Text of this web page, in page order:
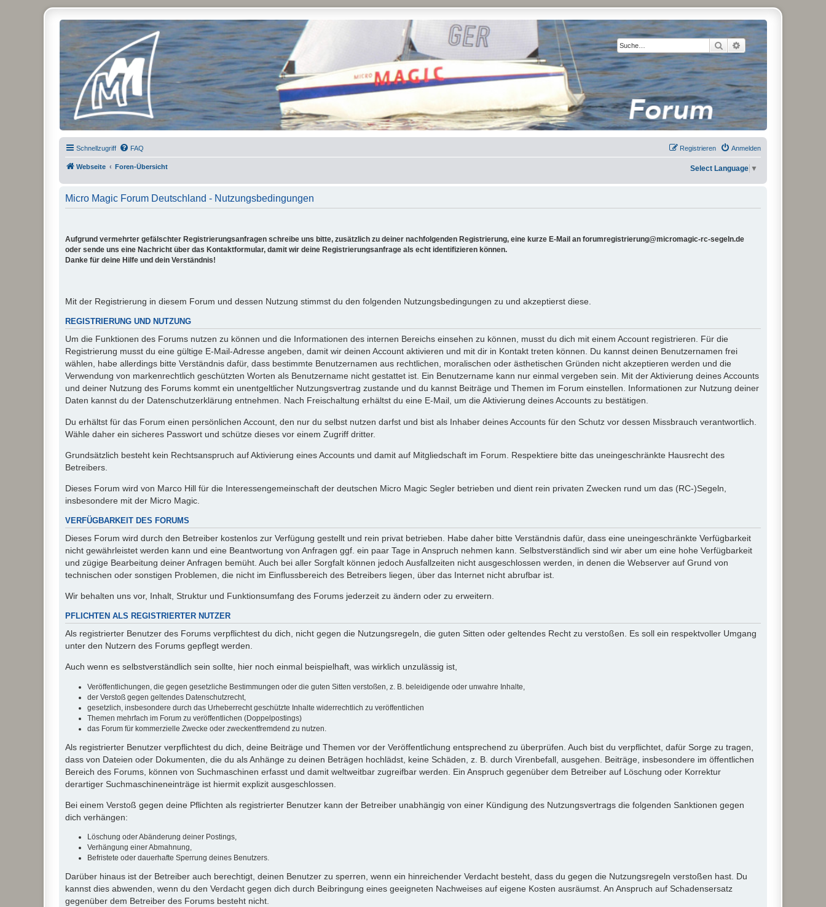
Suche Erweiterte Suche
Micro Magic Forum Deutschland
Schnellzugriff FAQ Anmelden
Registrieren
Webseite Foren-Übersicht Select Language ▼
Micro Magic Forum Deutschland - Nutzungsbedingungen
Aufgrund vermehrter gefälschter Registrierungsanfragen schreibe uns bitte, zusätzlich zu deiner nachfolgenden Registrierung, eine kurze E-Mail an forumregistrierung@micromagic-rc-segeln.de
oder sende uns eine Nachricht über das Kontaktformular, damit wir deine Registrierungsanfrage als echt identifizieren können.
Danke für deine Hilfe und dein Verständnis!
Mit der Registrierung in diesem Forum und dessen Nutzung stimmst du den folgenden Nutzungsbedingungen zu und akzeptierst diese.
REGISTRIERUNG UND NUTZUNG
Um die Funktionen des Forums nutzen zu können und die Informationen des internen Bereichs einsehen zu können, musst du dich mit einem Account registrieren. Für die
Registrierung musst du eine gültige E-Mail-Adresse angeben, damit wir deinen Account aktivieren und mit dir in Kontakt treten können. Du kannst deinen Benutzernamen frei
wählen, habe allerdings bitte Verständnis dafür, dass bestimmte Benutzernamen aus rechtlichen, moralischen oder ästhetischen Gründen nicht akzeptieren werden und die
Verwendung von markenrechtlich geschützten Worten als Benutzername nicht gestattet ist. Ein Benutzername kann nur einmal vergeben sein. Mit der Aktivierung deines Accounts
und deiner Nutzung des Forums kommt ein unentgeltlicher Nutzungsvertrag zustande und du kannst Beiträge und Themen im Forum einstellen. Informationen zur Nutzung deiner
Daten kannst du der Datenschutzerklärung entnehmen. Nach Freischaltung erhältst du eine E-Mail, um die Aktivierung deines Accounts zu bestätigen.
Du erhältst für das Forum einen persönlichen Account, den nur du selbst nutzen darfst und bist als Inhaber deines Accounts für den Schutz vor dessen Missbrauch verantwortlich.
Wähle daher ein sicheres Passwort und schütze dieses vor einem Zugriff dritter.
Grundsätzlich besteht kein Rechtsanspruch auf Aktivierung eines Accounts und damit auf Mitgliedschaft im Forum. Respektiere bitte das uneingeschränkte Hausrecht des
Betreibers.
Dieses Forum wird von Marco Hill für die Interessengemeinschaft der deutschen Micro Magic Segler betrieben und dient rein privaten Zwecken rund um das (RC-)Segeln,
insbesondere mit der Micro Magic.
VERFÜGBARKEIT DES FORUMS
Dieses Forum wird durch den Betreiber kostenlos zur Verfügung gestellt und rein privat betrieben. Habe daher bitte Verständnis dafür, dass eine uneingeschränkte Verfügbarkeit
nicht gewährleistet werden kann und eine Beantwortung von Anfragen ggf. ein paar Tage in Anspruch nehmen kann. Selbstverständlich sind wir aber um eine hohe Verfügbarkeit
und zügige Bearbeitung deiner Anfragen bemüht. Auch bei aller Sorgfalt können jedoch Ausfallzeiten nicht ausgeschlossen werden, in denen die Webserver auf Grund von
technischen oder sonstigen Problemen, die nicht im Einflussbereich des Betreibers liegen, über das Internet nicht abrufbar ist.
Wir behalten uns vor, Inhalt, Struktur und Funktionsumfang des Forums jederzeit zu ändern oder zu erweitern.
PFLICHTEN ALS REGISTRIERTER NUTZER
Als registrierter Benutzer des Forums verpflichtest du dich, nicht gegen die Nutzungsregeln, die guten Sitten oder geltendes Recht zu verstoßen. Es soll ein respektvoller Umgang
unter den Nutzern des Forums gepflegt werden.
Auch wenn es selbstverständlich sein sollte, hier noch einmal beispielhaft, was wirklich unzulässig ist,
Veröffentlichungen, die gegen gesetzliche Bestimmungen oder die guten Sitten verstoßen, z. B. beleidigende oder unwahre Inhalte,
der Verstoß gegen geltendes Datenschutzrecht,
gesetzlich, insbesondere durch das Urheberrecht geschützte Inhalte widerrechtlich zu veröffentlichen
Themen mehrfach im Forum zu veröffentlichen (Doppelpostings)
das Forum für kommerzielle Zwecke oder zweckentfremdend zu nutzen.
Als registrierter Benutzer verpflichtest du dich, deine Beiträge und Themen vor der Veröffentlichung entsprechend zu überprüfen. Auch bist du verpflichtet, dafür Sorge zu tragen,
dass von Dateien oder Dokumenten, die du als Anhänge zu deinen Beträgen hochlädst, keine Schäden, z. B. durch Virenbefall, ausgehen. Beiträge, insbesondere im öffentlichen
Bereich des Forums, können von Suchmaschinen erfasst und damit weltweitbar zugreifbar werden. Ein Anspruch gegenüber dem Betreiber auf Löschung oder Korrektur
derartiger Suchmaschineneinträge ist hiermit explizit ausgeschlossen.
Bei einem Verstoß gegen deine Pflichten als registrierter Benutzer kann der Betreiber unabhängig von einer Kündigung des Nutzungsvertrags die folgenden Sanktionen gegen
dich verhängen:
Löschung oder Abänderung deiner Postings,
Verhängung einer Abmahnung,
Befristete oder dauerhafte Sperrung deines Benutzers.
Darüber hinaus ist der Betreiber auch berechtigt, deinen Benutzer zu sperren, wenn ein hinreichender Verdacht besteht, dass du gegen die Nutzungsregeln verstoßen hast. Du
kannst dies abwenden, wenn du den Verdacht gegen dich durch Beibringung eines geeigneten Nachweises auf eigene Kosten ausräumst. An Anspruch auf Schadensersatz
gegenüber dem Betreiber des Forums besteht nicht.